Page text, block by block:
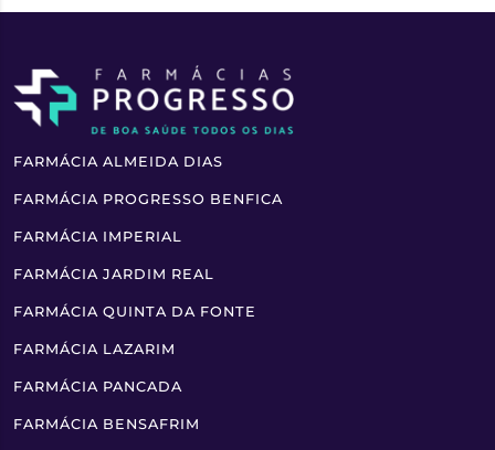
FARMÁCIA ALMEIDA DIAS
FARMÁCIA PROGRESSO BENFICA
FARMÁCIA IMPERIAL
FARMÁCIA JARDIM REAL
FARMÁCIA QUINTA DA FONTE
FARMÁCIA LAZARIM
FARMÁCIA PANCADA
FARMÁCIA BENSAFRIM